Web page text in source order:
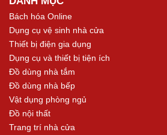
Bách hóa Online
Dụng cụ vệ sinh nhà cửa
Thiết bị điện gia dụng
Dụng cụ và thiết bị tiện ích
Đồ dùng nhà tắm
Đồ dùng nhà bếp
Vật dụng phòng ngủ
Đồ nội thất
Trang trí nhà cửa